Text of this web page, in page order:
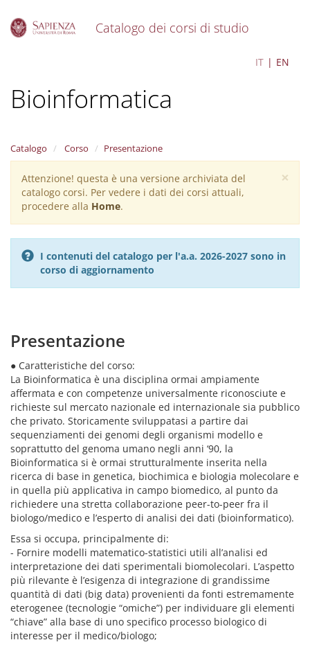
Catalogo dei corsi di studio
IT EN
Bioinformatica
Catalogo Corso Presentazione
×
Warning
message
Attenzione! questa è una versione archiviata del
catalogo corsi. Per vedere i dati dei corsi attuali,
procedere alla Home.
I contenuti del catalogo per l'a.a. 2026-2027 sono in
corso di aggiornamento
Presentazione
● Caratteristiche del corso:
La Bioinformatica è una disciplina ormai ampiamente
affermata e con competenze universalmente riconosciute e
richieste sul mercato nazionale ed internazionale sia pubblico
che privato. Storicamente sviluppatasi a partire dai
sequenziamenti dei genomi degli organismi modello e
soprattutto del genoma umano negli anni ‘90, la
Bioinformatica si è ormai strutturalmente inserita nella
ricerca di base in genetica, biochimica e biologia molecolare e
in quella più applicativa in campo biomedico, al punto da
richiedere una stretta collaborazione peer-to-peer fra il
biologo/medico e l’esperto di analisi dei dati (bioinformatico).
Essa si occupa, principalmente di:
- Fornire modelli matematico-statistici utili all’analisi ed
interpretazione dei dati sperimentali biomolecolari. L’aspetto
più rilevante è l’esigenza di integrazione di grandissime
quantità di dati (big data) provenienti da fonti estremamente
eterogenee (tecnologie “omiche”) per individuare gli elementi
“chiave” alla base di uno specifico processo biologico di
interesse per il medico/biologo;